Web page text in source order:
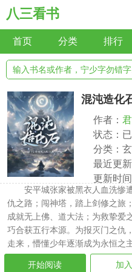
八三看书
首页 分类 排行
混沌造化
作者：
状态：
分类：
最近更新
更新时间
安平城张家被黑衣人血洗惨
仇之路；闯神塔，踏上剑修之旅
成就无上佛、道大法；为救挚爱
巧合获五行本源。为报灭门之
走来，懵懂少年逐渐成为永恒之
开始阅读 加